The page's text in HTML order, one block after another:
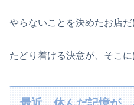
やらないことを決めたお店だ
たどり着ける決意が、そこに